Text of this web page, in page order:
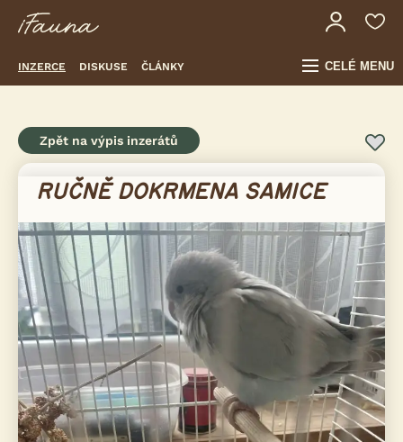
INZERCE DISKUSE ČLÁNKY CELÉ MENU
Zpět na výpis inzerátů
RUČNĚ DOKRMENA SAMICE